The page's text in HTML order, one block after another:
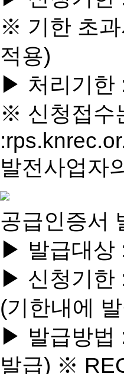
※ 기한 초과
적용)
▶ 처리기한
※ 신청접수
발전사업자
공급인증서
▶ 발급대상
▶ 신청기한
(기한내에
▶ 발급방법
발급) ※